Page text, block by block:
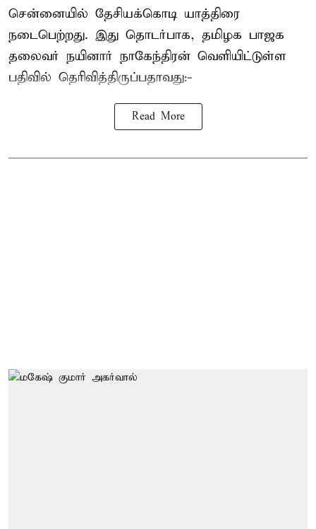
சென்னையில் தேசியக்கொடி யாத்திரை
நடைபெற்றது. இது தொடர்பாக, தமிழக பாஜக
தலைவர் நயினார் நாகேந்திரன் வெளியிட்டுள்ள
பதிவில் தெரிவித்திருப்பதாவது:-
Read More